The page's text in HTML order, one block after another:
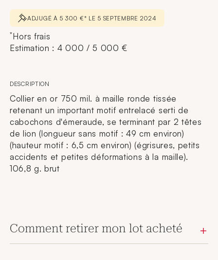
ADJUGÉ À 5 300 €* LE 5 SEPTEMBRE 2024
*Hors frais
Estimation : 4 000 / 5 000 €
DESCRIPTION
Collier en or 750 mil. à maille ronde tissée
retenant un important motif entrelacé serti de
cabochons d'émeraude, se terminant par 2 têtes
de lion (longueur sans motif : 49 cm environ)
(hauteur motif : 6,5 cm environ) (égrisures, petits
accidents et petites déformations à la maille).
106,8 g. brut
Comment retirer mon lot acheté